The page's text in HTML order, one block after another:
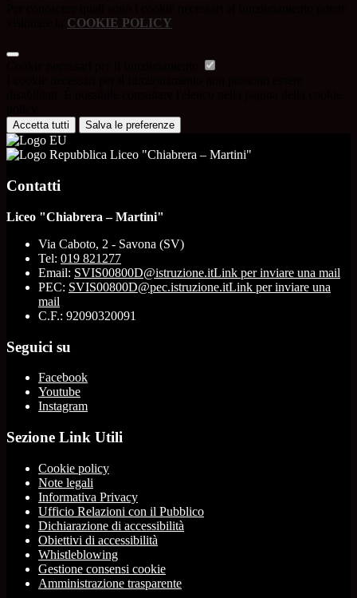
COOKIE POLICY
Accetta tutti Salva le preferenze
Liceo "Chiabrera – Martini"
Contatti
Liceo "Chiabrera – Martini"
Via Caboto, 2 - Savona (SV)
Tel: 019 821277
Email: SVIS00800D@istruzione.itLink per inviare una mail
PEC: SVIS00800D@pec.istruzione.itLink per inviare una
mail
C.F.: 92090320091
Seguici su
Facebook
Youtube
Instagram
Sezione Link Utili
Cookie policy
Note legali
Informativa Privacy
Ufficio Relazioni con il Pubblico
Dichiarazione di accessibilità
Obiettivi di accessibilità
Whistleblowing
Gestione consensi cookie
Amministrazione trasparente